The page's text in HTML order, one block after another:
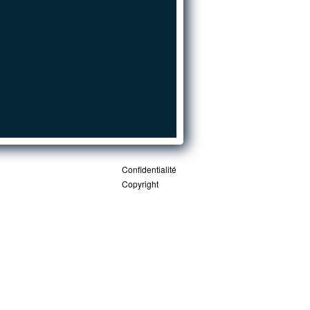
Confidentialité
Copyright